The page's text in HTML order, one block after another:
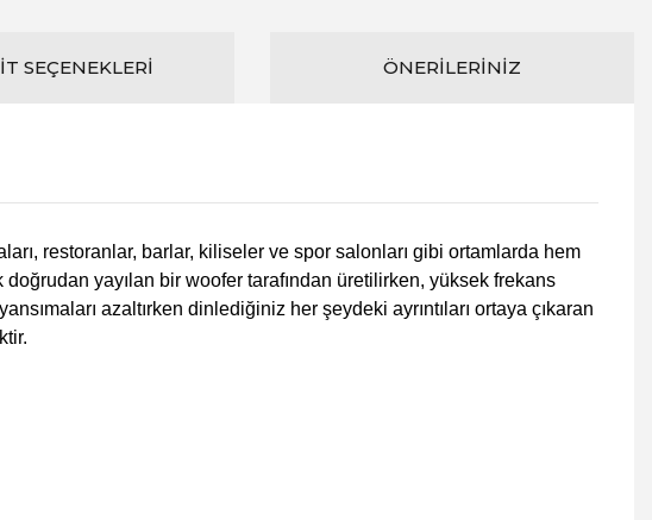
SEÇENEKLERI ÖNERILERINIZ
restoranlar, barlar, kiliseler ve spor salonları gibi ortamlarda hem
yayılan bir woofer tarafından üretilirken, yüksek frekans
azaltırken dinlediğiniz her şeydeki ayrıntıları ortaya çıkaran